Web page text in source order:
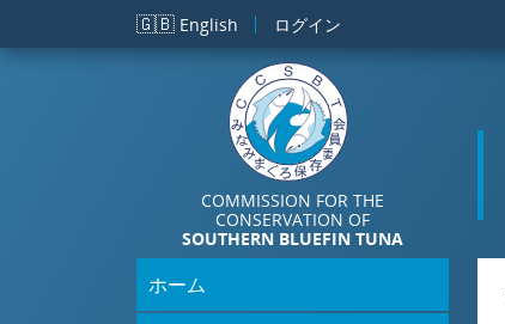
メインコンテンツに移動
🇬🇧 English ログイン
COMMISSION FOR THE
CONSERVATION OF
SOUTHERN BLUEFIN TUNA
ホーム